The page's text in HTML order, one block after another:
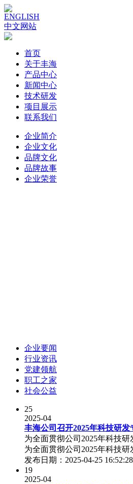
ENGLISH
中文网站
首页
关于丰海
产品中心
新闻中心
技术研发
项目展示
联系我们
企业简介
企业文化
品牌文化
品牌故事
企业荣誉
企业要闻
行业资讯
党建领航
职工之家
社会公益
25
2025-04
丰海公司召开2025年科技研发
为全面贯彻公司2025年科技
为全面贯彻公司2025年科技
发布日期：2025-04-25
19
2025-04